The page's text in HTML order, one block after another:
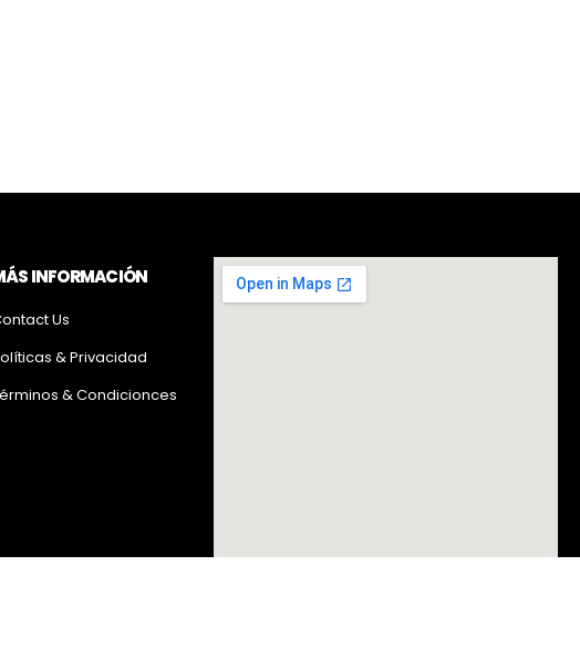
INFORMACIÓN
Us
& Privacidad
& Condicionces